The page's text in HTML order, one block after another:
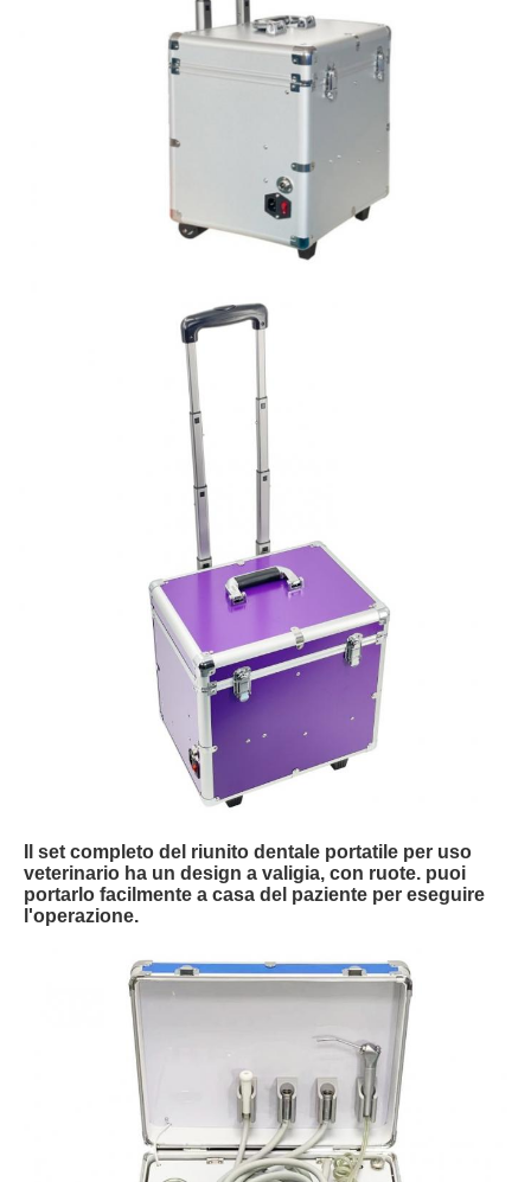
Il set completo del riunito dentale portatile per uso
veterinario ha un design a valigia, con ruote. puoi
portarlo facilmente a casa del paziente per eseguire
l'operazione.